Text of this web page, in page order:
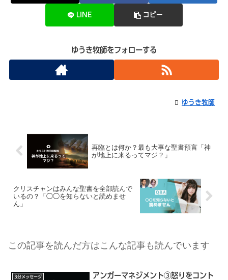
LINE コピー
ゆうき牧師をフォローする
ゆうき牧師
再臨とは何か？最も大事な聖書預言「神
が地上に来るってマジ？」
クリスチャンはみんな聖書を全部読んで
いるの？「◯◯を知らないと読めませ
ん」
この記事を読んだ方はこんな記事も読んでいます
3分メッセージ
アンガーマネジメント③怒りをコント